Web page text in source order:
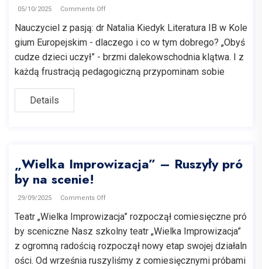
05/10/2025 Comments Off
Nauczyciel z pasją: dr Natalia Kiedyk Literatura IB w Kole
gium Europejskim - dlaczego i co w tym dobrego? „Obyś
cudze dzieci uczył” - brzmi dalekowschodnia klątwa. I z
każdą frustracją pedagogiczną przypominam sobie
Details
„Wielka Improwizacja” – Ruszyły pró
by na scenie!
29/09/2025 Comments Off
Teatr „Wielka Improwizacja” rozpoczął comiesięczne pró
by sceniczne Nasz szkolny teatr „Wielka Improwizacja”
z ogromną radością rozpoczął nowy etap swojej działaln
ości. Od września ruszyliśmy z comiesięcznymi próbami